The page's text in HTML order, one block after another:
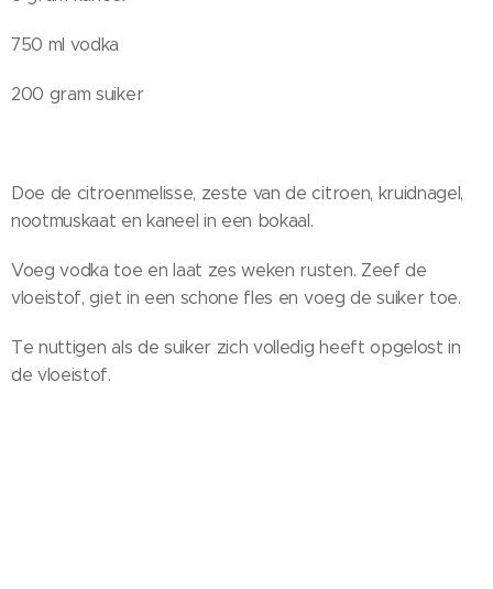
750 ml vodka
200 gram suiker
Doe de citroenmelisse, zeste van de citroen, kruidnagel,
nootmuskaat en kaneel in een bokaal.
Voeg vodka toe en laat zes weken rusten. Zeef de
vloeistof, giet in een schone fles en voeg de suiker toe.
Te nuttigen als de suiker zich volledig heeft opgelost in
de vloeistof.